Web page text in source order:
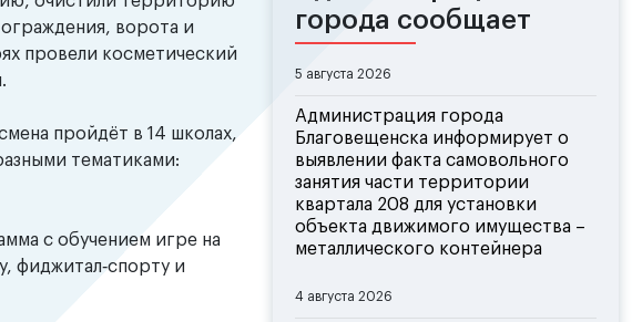
ворота и
провели косметический
пройдёт в 14 школах,
тематиками:
с обучением игре на
фиджитал‑спорту и
города сообщает
5 августа 2026
Администрация города
Благовещенска информирует о
выявлении факта самовольного
занятия части территории
квартала 208 для установки
объекта движимого имущества –
металлического контейнера
4 августа 2026